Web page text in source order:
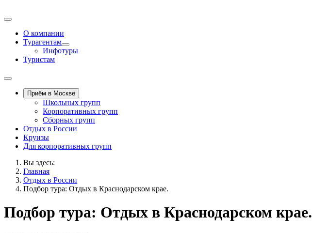
О компании
Турагентам
Инфотуры
Туристам
Приём в Москве
Школьных групп
Корпоративных групп
Сборных групп
Отдых в России
Круизы
Для корпоративных групп
Вы здесь:
Главная
Отдых в России
Подбор тура: Отдых в Краснодарском крае.
Подбор тура: Отдых в Краснодарском крае.